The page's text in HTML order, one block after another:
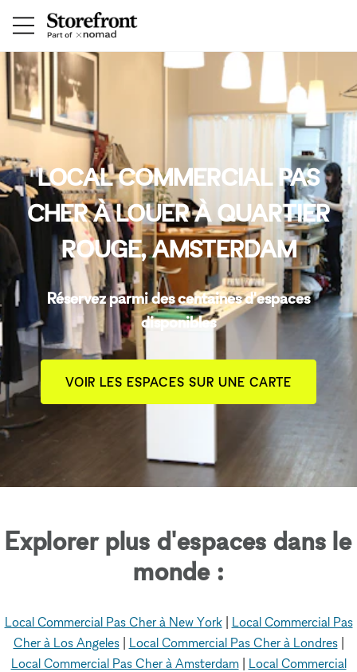
LOCAL COMMERCIAL PAS
CHER À LOUER À QUARTIER
ROUGE, AMSTERDAM
Réservez parmi des centaines d'espaces
disponibles
VOIR LES ESPACES SUR UNE CARTE
Explorer plus d'espaces dans le
monde :
Local Commercial Pas Cher à New York| Local Commercial Pas
Cher à Los Angeles| Local Commercial Pas Cher à Londres|
Local Commercial Pas Cher à Amsterdam| Local Commercial